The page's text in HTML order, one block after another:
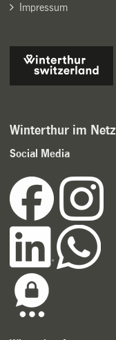
Impressum
Winterthur im Netz
Social Media